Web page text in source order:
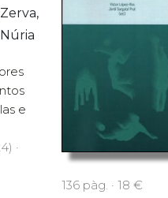
e
·
136 pàg. · 18 €